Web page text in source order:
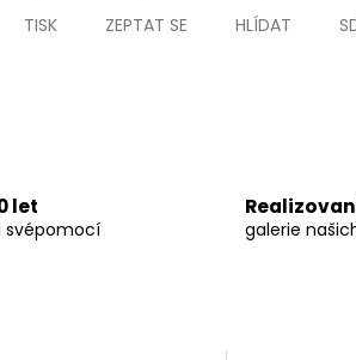
TISK ZEPTAT SE HLÍDAT
let
svépomocí galerie